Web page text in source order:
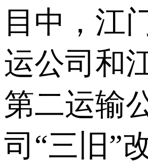
目中，江
运公司和
第二运输
司“三旧”